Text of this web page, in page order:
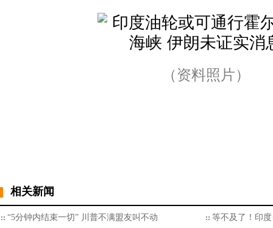
（资料照片）
相关新闻
“5分钟内结束一切” 川普不满盟友叫不动
等不及了！印